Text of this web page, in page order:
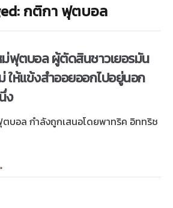
กติกา ฟุตบอล
ฟุตบอล ผู้ตัดสินชาวเยอรมัน
ให้แข้งสำออยออกไปอยู่นอก
ง
บอล กำลังถูกเสนอโดยพาทริค อิททริช